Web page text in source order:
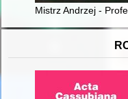
Mistrz Andrzej -